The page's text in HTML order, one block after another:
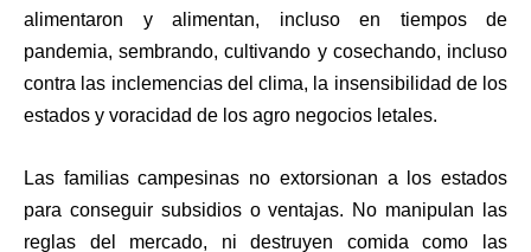
alimentaron y alimentan, incluso en tiempos de
pandemia, sembrando, cultivando y cosechando, incluso
contra las inclemencias del clima, la insensibilidad de los
estados y voracidad de los agro negocios letales.
Las familias campesinas no extorsionan a los estados
para conseguir subsidios o ventajas. No manipulan las
reglas del mercado, ni destruyen comida como las